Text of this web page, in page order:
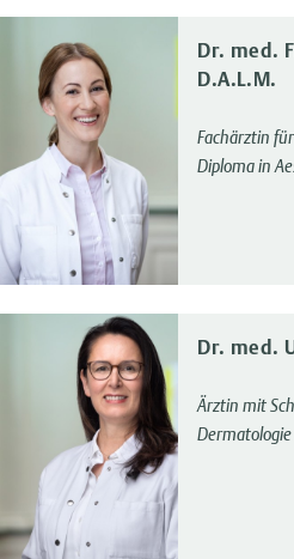
Dr. med.
D.A.L.M.
Fachärztin
Diploma in
Dr. med.
Ärztin mit
Dermatologie